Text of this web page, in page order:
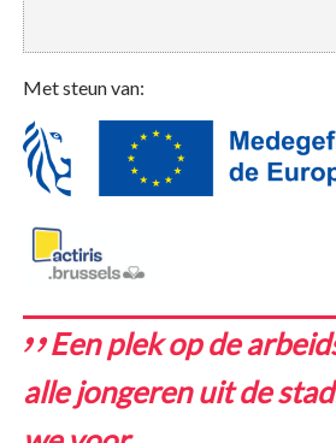
Met steun van:
Een plek op de
alle jongeren uit de